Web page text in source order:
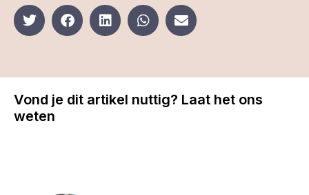
Vond je dit artikel nuttig? Laat het ons
weten